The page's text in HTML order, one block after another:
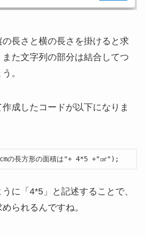
長さと横の長さを掛けると求
た文字列の部分は結合してつ
。
成したコードが以下になりま
の長方形の面積は"+ 4*5 +"㎠");
に「4*5」と記述することで、
られるんですね。